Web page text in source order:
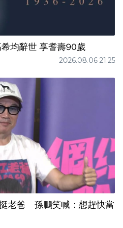
均辭世 享耆壽90歲
2026.08.06 21:25
老爸 孫鵬笑喊：想趕快當